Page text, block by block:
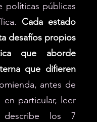
políticas públicas
Cada estado
desafíos propios
que aborde
que difieren
antes de
particular, leer
los 7